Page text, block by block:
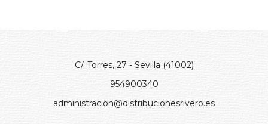
C/. Torres, 27 - Sevilla (41002)
954900340
administracion@distribucionesrivero.es